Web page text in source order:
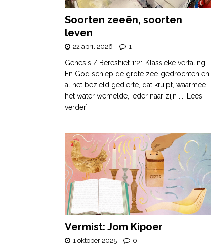
Soorten zeeën, soorten
leven
22 april 2026 1
Genesis / Bereshiet 1:21 Klassieke vertaling:
En God schiep de grote zee-gedrochten en
al het bezield gedierte, dat kruipt, waarmee
het water wemelde, ieder naar zijn ... [Lees
verder]
Vermist: Jom Kipoer
1 oktober 2025 0